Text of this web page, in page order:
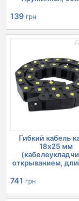
139 грн
Гибкий кабель
18х25 мм
открыванием,
741 грн